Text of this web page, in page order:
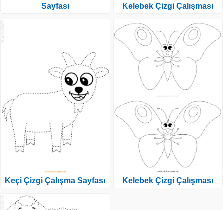
Sayfası
Keçi Çizgi Çalışma Sayfası
Kelebek Çizgi Çalışması
Kelebek Çizgi Çalışması